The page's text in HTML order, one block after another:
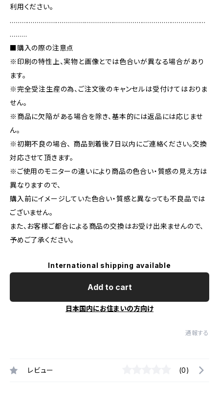
利用ください。
…………………………………………………………………………………………
………
■購入の際の注意点
※印刷の特性上、実物と画像とでは色合いが異なる場合があり
ます。
※完全受注生産の為、ご注文後のキャンセルは受付けてはおりま
せん。
※商品に欠陥がある場合を除き、基本的には返品には応じませ
ん。
※初期不良の場合、 商品到着後7日以内にご連絡ください。交換
対応させて頂きます。
※ご使用のモニターの違いにより商品の色合い・質感の見え方は
異なりますので、
購入前にイメージしていた色合い・質感と異なっても不良品では
ございません。
また、お客様ご都合による商品の交換はお受け出来ませんので、
予めご了承ください。
International shipping available
Add to cart
日本国内にお住まいの方向け
通報する
レビュー (0)